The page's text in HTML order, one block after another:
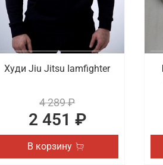
Худи Jiu Jitsu Iamfighter
4 289 ₽
2 451 ₽
В корзину